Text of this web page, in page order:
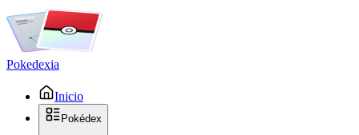
Pokedexia
Inicio
Pokédex